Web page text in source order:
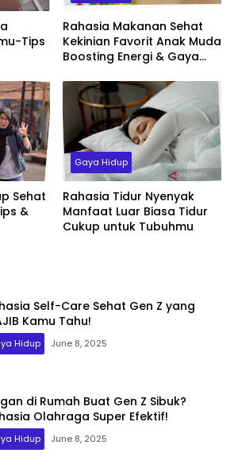
Tips
Rahasia Makanan Sehat
Kekinian Favorit Anak Muda
Boosting Energi & Gaya
Sehat
&
Gaya Hidup
Rahasia Tidur Nyenyak
Manfaat Luar Biasa Tidur
Cukup untuk Tubuhmu
Self-Care Sehat Gen Z yang
Kamu Tahu!
Hidup June 8, 2025
di Rumah Buat Gen Z Sibuk?
Olahraga Super Efektif!
Hidup June 8, 2025